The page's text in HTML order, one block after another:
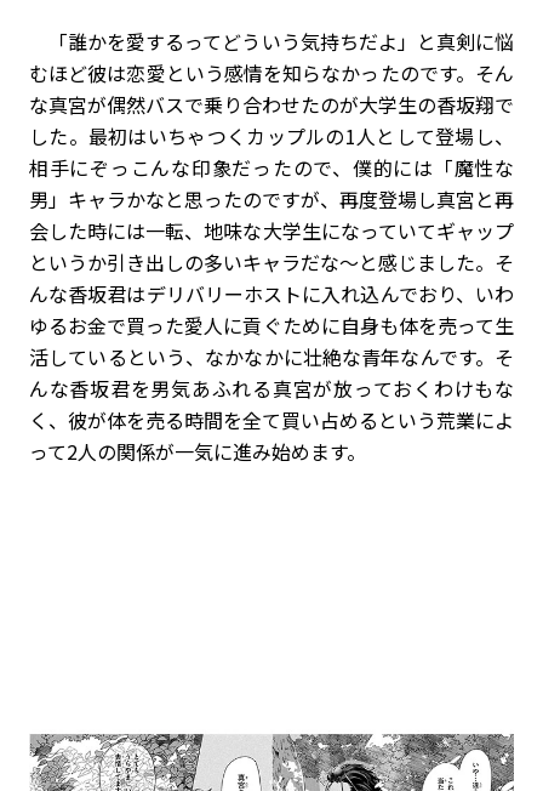
「誰かを愛するってどういう気持ちだよ」と真剣に悩
むほど彼は恋愛という感情を知らなかったのです。そん
な真宮が偶然バスで乗り合わせたのが大学生の香坂翔で
した。最初はいちゃつくカップルの1人として登場し、
相手にぞっこんな印象だったので、僕的には「魔性な
男」キャラかなと思ったのですが、再度登場し真宮と再
会した時には一転、地味な大学生になっていてギャップ
というか引き出しの多いキャラだな～と感じました。そ
んな香坂君はデリバリーホストに入れ込んでおり、いわ
ゆるお金で買った愛人に貢ぐために自身も体を売って生
活しているという、なかなかに壮絶な青年なんです。そ
んな香坂君を男気あふれる真宮が放っておくわけもな
く、彼が体を売る時間を全て買い占めるという荒業によ
って2人の関係が一気に進み始めます。